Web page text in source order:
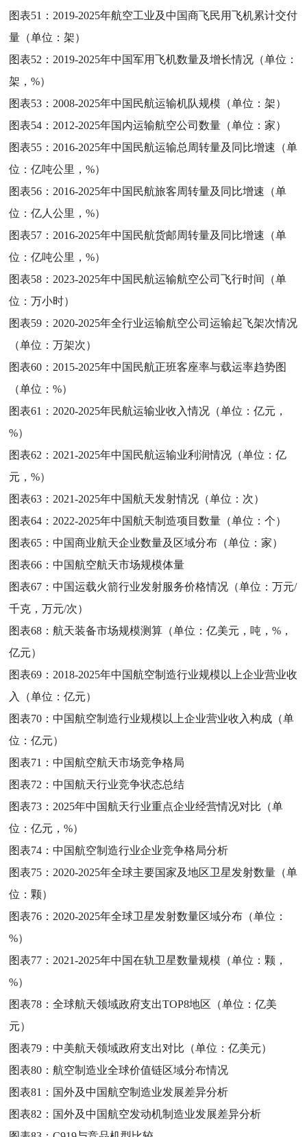
图表51： 2019-2025年航空工业及中国商飞民用飞机累计交付
量（单位：架）
图表52： 2019-2025年中国军用飞机数量及增长情况（单位：
架，%）
图表53： 2008-2025年中国民航运输机队规模（单位：架）
图表54： 2012-2025年国内运输航空公司数量（单位：家）
图表55： 2016-2025年中国民航运输总周转量及同比增速（单
位：亿吨公里，%）
图表56： 2016-2025年中国民航旅客周转量及同比增速（单
位：亿人公里，%）
图表57： 2016-2025年中国民航货邮周转量及同比增速（单
位：亿吨公里，%）
图表58： 2023-2025年中国民航运输航空公司飞行时间（单
位：万小时）
图表59： 2020-2025年全行业运输航空公司运输起飞架次情况
（单位：万架次）
图表60： 2015-2025年中国民航正班客座率与载运率趋势图
（单位：%）
图表61： 2020-2025年民航运输业收入情况（单位：亿元，
%）
图表62： 2021-2025年中国民航运输业利润情况（单位：亿
元，%）
图表63： 2021-2025年中国航天发射情况（单位：次）
图表64： 2022-2025年中国航天制造项目数量（单位：个）
图表65：中国商业航天企业数量及区域分布（单位：家）
图表66：中国航空航天市场规模体量
图表67：中国运载火箭行业发射服务价格情况（单位：万元/
千克，万元/次）
图表68：航天装备市场规模测算（单位：亿美元，吨，%，
亿元）
图表69： 2018-2025年中国航空制造行业规模以上企业营业收
入（单位：亿元）
图表70：中国航空制造行业规模以上企业营业收入构成（单
位：亿元）
图表71：中国航空航天市场竞争格局
图表72：中国航天行业竞争状态总结
图表73： 2025年中国航天行业重点企业经营情况对比（单
位：亿元，%）
图表74：中国航空制造行业企业竞争格局分析
图表75： 2020-2025年全球主要国家及地区卫星发射数量（单
位：颗）
图表76： 2020-2025年全球卫星发射数量区域分布（单位：
%）
图表77： 2021-2025年中国在轨卫星数量规模（单位：颗，
%）
图表78：全球航天领域政府支出TOP8地区（单位：亿美
元）
图表79：中美航天领域政府支出对比（单位：亿美元）
图表80：航空制造业全球价值链区域分布情况
图表81： 国外及中国航空制造业发展差异分析
图表82： 国外及中国航空发动机制造业发展差异分析